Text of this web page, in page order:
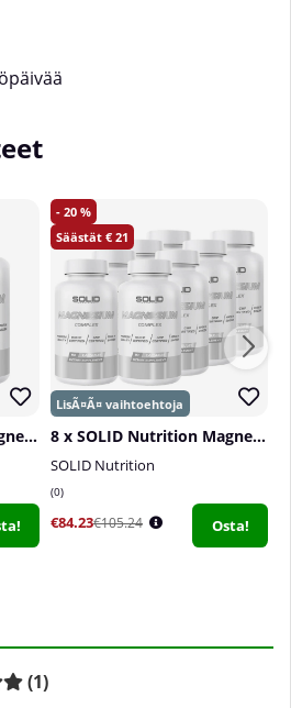
2 x SOLID Nutrition Magnesium Complex, 90 caps
20
21
8 x SOLID Nutrition Magnesium Complex, 90 caps
SOLID Nutrition
0
€84.23€105.24 Osta!
(1)